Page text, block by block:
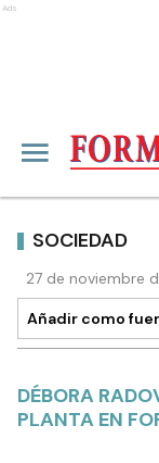
Ads
SOCIEDAD
27 de noviembre
Añadir como
DÉBORA
PLANTA EN